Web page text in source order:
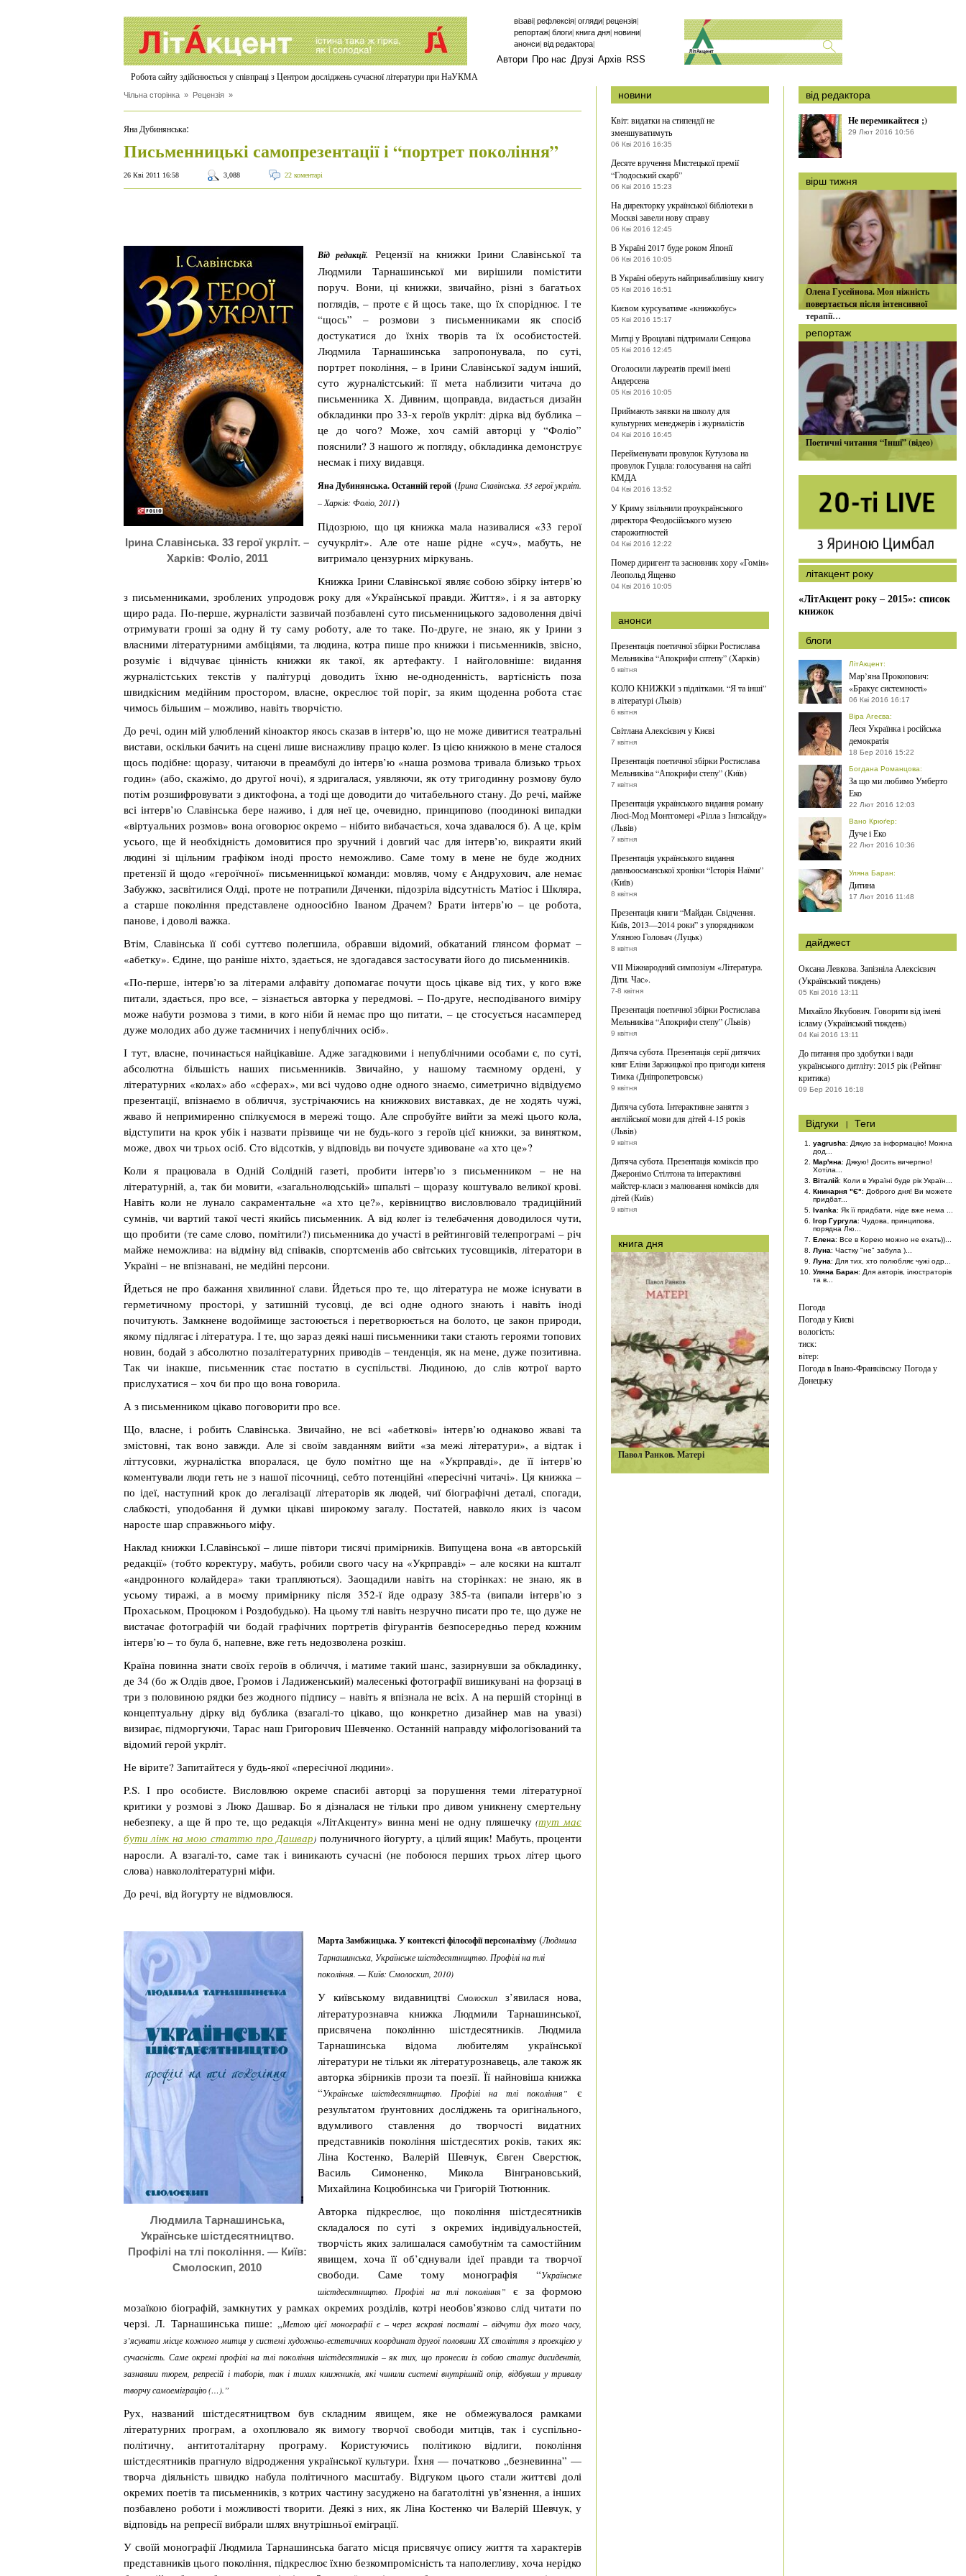
візаві| рефлексія| огляди| рецензія|
репортаж| блоги| книга дня| новини|
анонси| від редактора|
Автори Про нас Друзі Архів RSS
Робота сайту здійснюється у співпраці з Центром досліджень сучасної літератури при НаУКМА
Чільна сторінка » Рецензія »
Яна Дубинянська:
Письменницькі самопрезентації і “портрет покоління”
26 Кві 2011 16:58 3,088 22 коментарі
Ірина Славінська. 33 герої укрліт. –
Харків: Фоліо, 2011
Від редакції.
Рецензії на книжки Ірини Славінської та
Людмили Тарнашинської ми вирішили помістити
поруч. Вони, ці книжки, звичайно, різні з багатьох
поглядів, – проте є й щось таке, що їх споріднює. І те
“щось” – розмови з письменниками як спосіб
достукатися до їхніх творів та їх особистостей.
Людмила Тарнашинська запропонувала, по суті,
портрет покоління, – в Ірини Славінської задум інший,
суто журналістський: її мета наблизити читача до
письменника Х. Дивним, щоправда, видається дизайн
обкладинки про 33-х героїв укрліт: дірка від бублика –
це до чого? Може, хоч самій авторці у “Фоліо”
пояснили? З нашого ж погляду, обкладинка демонструє
несмак і пиху видавця.
Яна Дубинянська. Останній герой (Ірина Славінська. 33 герої укрліт.
– Харків: Фоліо, 2011)
Підозрюю, що ця книжка мала називалися «33 герої
сучукрліт». Але оте наше рідне «суч», мабуть, не
витримало цензурних міркувань.
Книжка Ірини Славінської являє собою збірку інтерв’ю
з письменниками, зроблених упродовж року для «Української правди. Життя», і я за авторку
щиро рада. По-перше, журналісти зазвичай позбавлені суто письменницького задоволення двічі
отримувати гроші за одну й ту саму роботу, але то таке. По-друге, не знаю, як у Ірини з
власними літературними амбіціями, та людина, котра пише про книжки і письменників, звісно,
розуміє і відчуває цінність книжки як такої, як артефакту. І найголовніше: видання
журналістських текстів у палітурці доводить їхню не-одноденність, вартісність поза
швидкісним медійним простором, власне, окреслює той поріг, за яким щоденна робота стає
чимось більшим – можливо, навіть творчістю.
До речі, один мій улюблений кіноактор якось сказав в інтерв’ю, що не може дивитися театральні
вистави, оскільки бачить на сцені лише виснажливу працю колег. Із цією книжкою в мене сталося
щось подібне: щоразу, читаючи в преамбулі до інтерв’ю «наша розмова тривала близько трьох
годин» (або, скажімо, до другої ночі), я здригалася, уявляючи, як оту тригодинну розмову було
потім розшифровувати з диктофона, а тоді ще доводити до читабельного стану. До речі, майже
всі інтерв’ю Славінська бере наживо, і для неї це, очевидно, принципово (поодинокі випадки
«віртуальних розмов» вона оговорює окремо – нібито вибачається, хоча здавалося б). А це, крім
усього, ще й необхідність домовитися про зручний і довгий час для інтерв’ю, викраяти який
людині зі щільним графіком іноді просто неможливо. Саме тому в мене не буде жодних
претензії й щодо «героїчної» письменницької команди: мовляв, чому є Андрухович, але немає
Забужко, засвітилися Олді, проте не потрапили Дяченки, підозріла відсутність Матіос і Шкляра,
а старше покоління представлене одноосібно Іваном Драчем? Брати інтерв’ю – це робота,
панове, і доволі важка.
Втім, Славінська її собі суттєво полегшила, обравши відомий, обкатаний глянсом формат –
«абетку». Єдине, що раніше ніхто, здається, не здогадався застосувати його до письменників.
«По-перше, інтерв’ю за літерами алфавіту допомагає почути щось цікаве від тих, у кого вже
питали, здається, про все, – зізнається авторка у передмові. – По-друге, несподіваного виміру
може набути розмова з тими, в кого ніби й немає про що питати, – це стосується насамперед
дуже молодих або дуже таємничих і непублічних осіб».
І тут, власне, починається найцікавіше. Адже загадковими і непублічними особами є, по суті,
абсолютна більшість наших письменників. Звичайно, у нашому таємному ордені, у
літературних «колах» або «сферах», ми всі чудово одне одного знаємо, симетрично відвідуємо
презентації, впізнаємо в обличчя, зустрічаючись на книжкових виставках, де не ходять чужі,
жваво й непримиренно спілкуємося в мережі тощо. Але спробуйте вийти за межі цього кола,
відступити на крок убік і назвати прізвище чи не будь-кого з героїв цієї книжки, за винятком,
може, двох чи трьох осіб. Сто відсотків, у відповідь ви почуєте здивоване «а хто це»?
Коли я працювала в Одній Солідній газеті, пробити інтерв’ю з письменником – не на
літературній, а, так би мовити, «загальнолюдській» шпальті – щоразу коштувало великої крові.
Навіть коли не лунало сакраментальне «а хто це?», керівництво висловлювало традиційний
сумнів, чи вартий такої честі якийсь письменник. А від колег із телебачення доводилося чути,
що пробити (те саме слово, помітили?) письменника до участі в рейтинговій телепрограмі – річ
майже неможлива: на відміну від співаків, спортсменів або світських тусовщиків, літератори в
Україні – не впізнавані, не медійні персони.
Йдеться не про бажання хвилинної слави. Йдеться про те, що література не може існувати в
герметичному просторі, у затишній тусовці, де всі одне одного знають і навіть іноді
почитують. Замкнене водоймище застоюється і перетворюється на болото, це закон природи,
якому підлягає і література. І те, що зараз деякі наші письменники таки стають героями топових
новин, бодай з абсолютно позалітературних приводів – тенденція, як на мене, дуже позитивна.
Так чи інакше, письменник стає постатю в суспільстві. Людиною, до слів котрої варто
прислухатися – хоч би про що вона говорила.
А з письменником цікаво поговорити про все.
Що, власне, і робить Славінська. Звичайно, не всі «абеткові» інтерв’ю однаково жваві та
змістовні, так воно завжди. Але зі своїм завданням вийти «за межі літератури», а відтак і
літтусовки, журналістка впоралася, це було помітно ще на «Укрправді», де її інтерв’ю
коментували люди геть не з нашої пісочниці, себто потенційні «пересічні читачі». Ця книжка –
по ідеї, наступний крок до легалізації літераторів як людей, чиї біографічні деталі, спогади,
слабкості, уподобання й думки цікаві широкому загалу. Постатей, навколо яких із часом
наросте шар справжнього міфу.
Наклад книжки І.Славінської – лише півтори тисячі примірників. Випущена вона «в авторській
редакції» (тобто коректуру, мабуть, робили свого часу на «Укрправді» – але косяки на кшталт
«андронного колайдера» таки трапляються). Заощадили навіть на сторінках: не знаю, як в
усьому тиражі, а в моєму примірнику після 352-ї йде одразу 385-та (випали інтерв’ю з
Прохаськом, Процюком і Роздобудько). На цьому тлі навіть незручно писати про те, що дуже не
вистачає фотографій чи бодай графічних портретів фігурантів безпосередньо перед кожним
інтерв’ю – то була б, напевне, вже геть недозволена розкіш.
Країна повинна знати своїх героїв в обличчя, і матиме такий шанс, зазирнувши за обкладинку,
де 34 (бо ж Олдів двое, Громов і Ладиженський) малесенькі фотографії вишикувані на форзаці в
три з половиною рядки без жодного підпису – навіть я впізнала не всіх. А на першій сторінці в
концептуальну дірку від бублика (взагалі-то цікаво, що конкретно дизайнер мав на увазі)
визирає, підморгуючи, Тарас наш Григорович Шевченко. Останній направду міфологізований та
відомий герой укрліт.
Не вірите? Запитайтеся у будь-якої «пересічної людини».
P.S. І про особисте. Висловлюю окреме спасибі авторці за порушення теми літературної
критики у розмові з Люко Дашвар. Бо я дізналася не тільки про дивом уникнену смертельну
небезпеку, а ще й про те, що редакція «ЛітАкценту» винна мені не одну пляшечку(тут має
бути лінк на мою статтю про Дашвар) полуничного йогурту, а цілий ящик! Мабуть, проценти
наросли. А взагалі-то, саме так і виникають сучасні (не побоюся перших трьох літер цього
слова) навкололітературні міфи.
До речі, від йогурту не відмовлюся.
Людмила Тарнашинська,
Українське шістдесятництво.
Профілі на тлі покоління. — Київ:
Смолоскип, 2010
Марта Замбжицька. У контексті філософії персоналізму (Людмила
Тарнашинська, Українське шістдесятництво. Профілі на тлі
покоління. — Київ: Смолоскип, 2010)
У київському видавництвіСмолоскип
з’явилася нова,
літературознавча книжка Людмили Тарнашинської,
присвячена поколінню шістдесятників. Людмила
Тарнашинська відома любителям української
літератури не тільки як літературознавець, але також як
авторка збірників прози та поезії. Її найновіша книжка
“Українське шістдесятництво. Профілі на тлі покоління”
є
результатом ґрунтовних досліджень та оригінального,
вдумливого ставлення до творчості видатних
представників покоління шістдесятих років, таких як:
Ліна Костенко, Валерій Шевчук, Євген Сверстюк,
Василь Симоненко, Микола Вінграновський,
Михайлина Коцюбинська чи Григорій Тютюнник.
Авторка підкреслює, що покоління шістдесятників
складалося по суті з окремих індивідуальностей,
творчість яких залишалася самобутнім та самостійним
явищем, хоча її об’єднували ідеї правди та творчої
свободи. Саме тому монографія “Українське
шістдесятництво. Профілі на тлі покоління”
є за формою
мозаїкою біографій, замкнутих у рамках окремих розділів, котрі необов’язково слід читати по
черзі. Л. Тарнашинська пише: „Метою цієї монографії є – через яскраві постаті – відчути дух того часу,
з’ясувати місце кожного митця у системі художньо-естетичних координат другої половини ХХ століття з проекцією у
сучасність. Саме окремі профілі на тлі покоління шістдесятників – як тих, що пронесли із собою статус дисидентів,
зазнавши тюрем, репресій і таборів, так і тихих книжників, які чинили системі внутрішній опір, відбувши у тривалу
творчу самоеміграцію (…).”
Рух, названий шістдесятництвом був складним явищем, яке не обмежувалося рамками
літературних програм, а охоплювало як вимогу творчої свободи митців, так і суспільно-
політичну, антитоталітарну програму. Користуючись політикою відлиги, покоління
шістдесятників прагнуло відродження української культури. Їхня — початково „безневинна” —
творча діяльність швидко набула політичного масштабу. Відгуком цього стали життєві долі
окремих поетів та письменників, з котрих частину засуджено на багатолітні ув’язнення, а інших
позбавлено роботи і можливості творити. Деякі з них, як Ліна Костенко чи Валерій Шевчук, у
відповідь на репресії вибрали шлях внутрішньої еміграції.
У своїй монографії Людмила Тарнашинська багато місця присвячує опису життя та характерів
представників цього покоління, підкреслює їхню безкомпромісність та наполегливу, хоча нерідко
новини
Квіт: видатки на стипендії не
зменшуватимуть
06 Кві 2016 16:35
Десяте вручення Мистецької премії
“Глодоський скарб”
06 Кві 2016 15:23
На директорку української бібліотеки в
Москві завели нову справу
06 Кві 2016 12:45
В Україні 2017 буде роком Японії
06 Кві 2016 10:05
В Україні оберуть найпривабливішу книгу
05 Кві 2016 16:51
Києвом курсуватиме «книжкобус»
05 Кві 2016 15:17
Митці у Вроцлаві підтримали Сенцова
05 Кві 2016 12:45
Оголосили лауреатів премії імені
Андерсена
05 Кві 2016 10:05
Приймають заявки на школу для
культурних менеджерів і журналістів
04 Кві 2016 16:45
Перейменувати провулок Кутузова на
провулок Гуцала: голосування на сайті
КМДА
04 Кві 2016 13:52
У Криму звільнили проукраїнського
директора Феодосійського музею
старожитностей
04 Кві 2016 12:22
Помер диригент та засновник хору «Гомін»
Леопольд Ященко
04 Кві 2016 10:05
анонси
Презентація поетичної збірки Ростислава
Мельниківа “Апокрифи сптепу” (Харків)
6 квітня
КОЛО КНИЖКИ з підлітками. “Я та інші”
в літературі (Львів)
6 квітня
Світлана Алексієвич у Києві
7 квітня
Презентація поетичної збірки Ростислава
Мельниківа “Апокрифи степу” (Київ)
7 квітня
Презентація українського видання роману
Люсі-Мод Монтгомері «Рілла з Інглсайду»
(Львів)
7 квітня
Презентація українського видання
давньоосманської хроніки “Історія Наїми”
(Київ)
8 квітня
Презентація книги “Майдан. Свідчення.
Київ, 2013—2014 роки” з упорядником
Уляною Головач (Луцьк)
8 квітня
VII Міжнародний симпозіум «Література.
Діти. Час».
7-8 квітня
Презентація поетичної збірки Ростислава
Мельниківа “Апокрифи степу” (Львів)
9 квітня
Дитяча субота. Презентація серії дитячих
книг Еліни Заржицької про пригоди китеня
Тимка (Дніпропетровськ)
9 квітня
Дитяча субота. Інтерактивне заняття з
англійської мови для дітей 4-15 років
(Львів)
9 квітня
Дитяча субота. Презентація коміксів про
Джеронімо Стілтона та інтерактивні
майстер-класи з малювання коміксів для
дітей (Київ)
9 квітня
книга дня
Павол Ранков. Матері
від редактора
Не перемикайтеся ;)
29 Лют 2016 10:56
вірш тижня
Олена Гусейнова. Моя ніжність
повертається після інтенсивної
терапії…
репортаж
Поетичні читання “Інші” (відео)
літакцент року
«ЛітАкцент року – 2015»: список
книжок
блоги
ЛітАкцент:
Мар’яна Прокопович:
«Бракує системності»
06 Кві 2016 16:17
Віра Агеєва:
Леся Українка і російська
демократія
18 Бер 2016 15:22
Богдана Романцова:
За що ми любимо Умберто
Еко
22 Лют 2016 12:03
Вано Крюґер:
Дуче і Еко
22 Лют 2016 10:36
Уляна Баран:
Дитина
17 Лют 2016 11:48
дайджест
Оксана Левкова. Запізніла Алексієвич
(Український тиждень)
05 Кві 2016 13:11
Михайло Якубович. Говорити від імені
ісламу (Український тиждень)
04 Кві 2016 13:11
До питання про здобутки і вади
українського дитліту: 2015 рік (Рейтинг
критика)
09 Бер 2016 16:18
Відгуки | Теги
yagrusha: Дякую за інформацію! Можна
дод...
Мар'яна: Дякую! Досить вичерпно!
Хотіла...
Віталій: Коли в Україні буде рік Україн...
Книнарня "Є": Доброго дня! Ви можете
придбат...
Ivanka: Як її придбати, ніде вже нема ...
Ігор Гургула: Чудова, принципова,
порядна Лю...
Елена: Все в Корею можно не ехать))...
Луна: Частку "не" забула )...
Луна: Для тих, хто полюбляє чужі одр...
Уляна Баран: Для авторів, ілюстраторів
та в...
Погода
Погода уКиєві
вологість:
тиск:
вітер:
Погода в Івано-Франківську Погода у
Донецьку